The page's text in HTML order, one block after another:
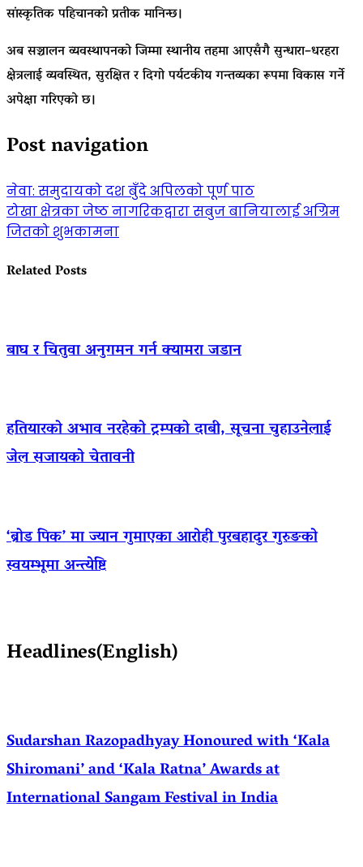
सांस्कृतिक पहिचानको प्रतीक मानिन्छ।
अब सञ्चालन व्यवस्थापनको जिम्मा स्थानीय तहमा आएसँगै सुन्धारा–धरहरा
क्षेत्रलाई व्यवस्थित, सुरक्षित र दिगो पर्यटकीय गन्तव्यका रूपमा विकास गर्ने
अपेक्षा गरिएको छ।
Post navigation
नेवा: समुदायको दश बुँदे अपिलको पूर्ण पाठ
टोखा क्षेत्रका जेष्ठ नागरिकद्वारा सबुज बानियालाई अग्रिम
जितको शुभकामना
Related Posts
बाघ र चितुवा अनुगमन गर्न क्यामरा जडान
हतियारको अभाव नरहेको ट्रम्पको दाबी, सूचना चुहाउनेलाई
जेल सजायको चेतावनी
‘ब्रोड पिक’ मा ज्यान गुमाएका आराेही पुरबहादुर गुरुङको
स्वयम्भूमा अन्त्येष्टि
Headlines(English)
Sudarshan Razopadhyay Honoured with ‘Kala
Shiromani’ and ‘Kala Ratna’ Awards at
International Sangam Festival in India